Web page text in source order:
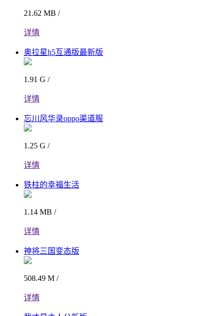
21.62 MB /
详情
奥拉星h5互通版最新版
1.91 G /
详情
忘川风华录oppo渠道服
1.25 G /
详情
铁柱的幸福生活
1.14 MB /
详情
神将三国变态版
508.49 M /
详情